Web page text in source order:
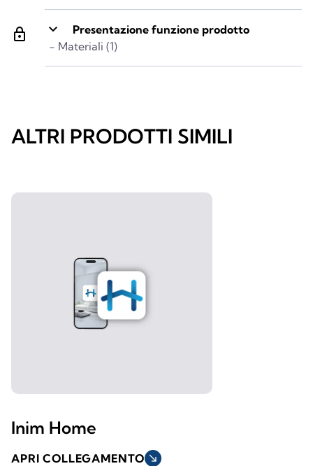
lock keyboard_arrow_down
Presentazione funzione prodotto
- Materiali (1)
ALTRI PRODOTTI SIMILI
Inim Home
APRI COLLEGAMENTO south_east